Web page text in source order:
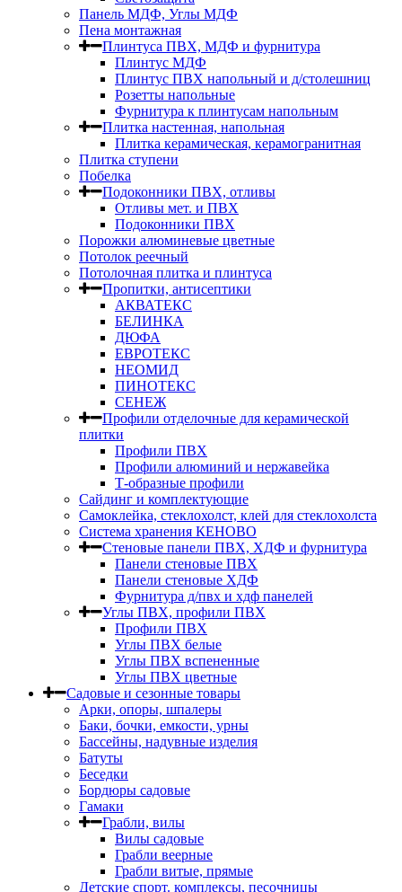
Панель МДФ, Углы МДФ
Пена монтажная
Плинтуса ПВХ, МДФ и фурнитура
Плинтус МДФ
Плинтус ПВХ напольный и д/столешниц
Розетты напольные
Фурнитура к плинтусам напольным
Плитка настенная, напольная
Плитка керамическая, керамогранитная
Плитка ступени
Побелка
Подоконники ПВХ, отливы
Отливы мет. и ПВХ
Подоконники ПВХ
Порожки алюминевые цветные
Потолок реечный
Потолочная плитка и плинтуса
Пропитки, антисептики
АКВАТЕКС
БЕЛИНКА
ДЮФА
ЕВРОТЕКС
НЕОМИД
ПИНОТЕКС
СЕНЕЖ
Профили отделочные для керамической
плитки
Профили ПВХ
Профили алюминий и нержавейка
Т-образные профили
Сайдинг и комплектующие
Самоклейка, стеклохолст, клей для стеклохолста
Система хранения КЕНОВО
Стеновые панели ПВХ, ХДФ и фурнитура
Панели стеновые ПВХ
Панели стеновые ХДФ
Фурнитура д/пвх и хдф панелей
Углы ПВХ, профили ПВХ
Профили ПВХ
Углы ПВХ белые
Углы ПВХ вспененные
Углы ПВХ цветные
Садовые и сезонные товары
Арки, опоры, шпалеры
Баки, бочки, емкости, урны
Бассейны, надувные изделия
Батуты
Беседки
Бордюры садовые
Гамаки
Грабли, вилы
Вилы садовые
Грабли веерные
Грабли витые, прямые
Детские спорт. комплексы, песочницы